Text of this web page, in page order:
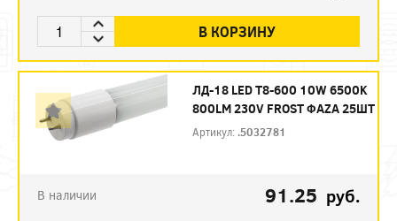
В КОРЗИНУ
ЛД-18 LED Т8-600 10W 6500K
800LM 230V FROST ФAZA 25ШТ
Артикул: .5032781
В наличии 91.25 руб.